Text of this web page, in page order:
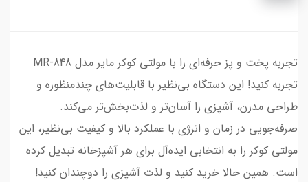
تجربه پخت و پز حرفه‌ای را با مولتی کوکر مایر مدل MR-848
تجربه کنید! این دستگاه بی‌نظیر با قابلیت‌های چندمنظوره و
طراحی مدرن، آشپزی را آسان‌تر و لذت‌بخش‌تر می‌کند.
صرفه‌جویی در زمان و انرژی با عملکرد بالا و کیفیت بی‌نظیر، این
مولتی کوکر را به انتخابی ایده‌آل برای هر آشپزخانه تبدیل کرده
است. همین حالا خرید کنید و لذت آشپزی را دوچندان کنید!